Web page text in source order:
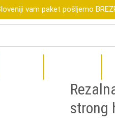
vam paket pošljemo
strong